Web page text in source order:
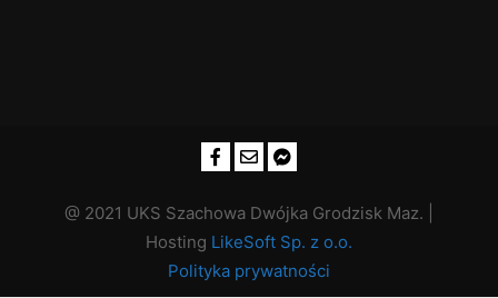
@ 2021 UKS Szachowa Dwójka Grodzisk Maz. |
Hosting LikeSoft Sp. z o.o.
Polityka prywatności